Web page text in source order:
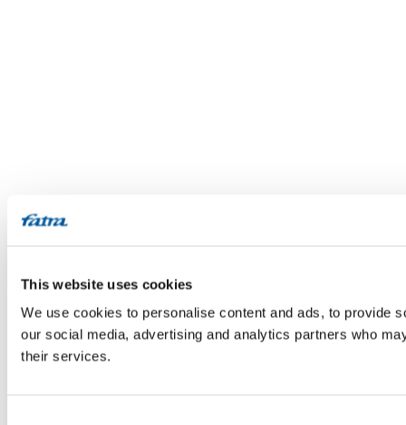
This website uses cookies
We use cookies to personalise content and ads, to provide
our social media, advertising and analytics partners who
their services.